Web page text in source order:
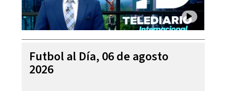
Futbol al Día, 06 de agosto
2026